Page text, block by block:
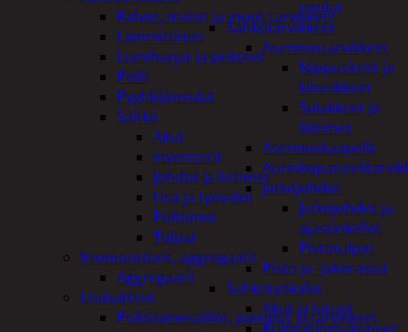
naulat
Sähkötarvikkeet
Asennustarvikkeet
Nippusiteet ja
kiinnikkeet
Sulakkeet ja
liittimet
Asennuskaapelit
Jatkojohdot
Jatkojohdot ja
ajastinkellot
Pistotulpat
Pisto ja -jakorasiat
Sähkötyökalut
Akut ja laturit
Kalvot, matot ja muut tarvikkeet
Lämmittimet
Lumiharjat ja peitteet
Peilit
Pyyhkijänsulat
Sähkö
Akut
invertterit
Johdot ja liittimet
Lisä ja työvalot
Polttimot
Tulpat
Irtomoottorit, aggregaatit
Aggregaatit
Lisälaitteet
Polttoainesäiliöt, pumput ja tarvikkeet